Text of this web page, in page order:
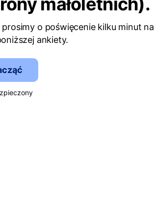
o poświęcenie kilku minut na
ankiety.